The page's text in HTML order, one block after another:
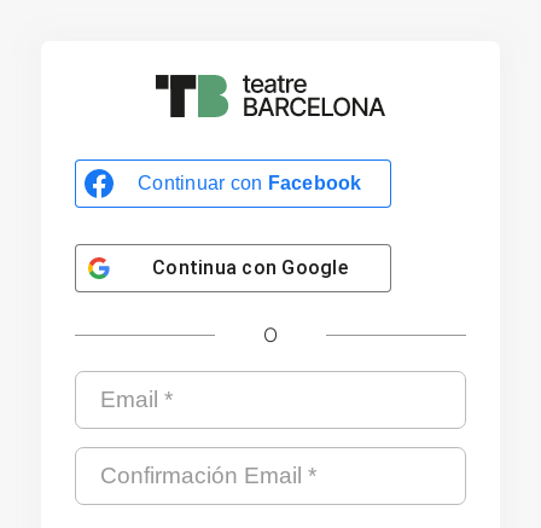
Continuar con Facebook
Continua con Google
O